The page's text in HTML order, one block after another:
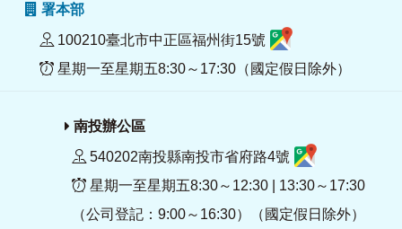
署本部
100210臺北市中正區福州街15號
星期一至星期五8:30～17:30（國定假日除外）
南投辦公區
540202南投縣南投市省府路4號
星期一至星期五8:30～12:30 | 13:30～17:30
（公司登記：9:00～16:30）（國定假日除外）